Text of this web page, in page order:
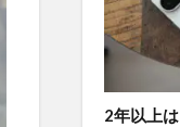
2年以上